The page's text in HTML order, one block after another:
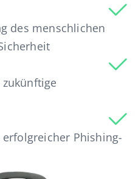
des menschlichen
erfolgreicher Phishing-